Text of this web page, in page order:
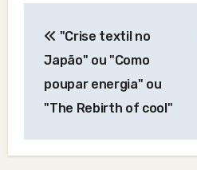
navigation
"Crise textil no
Japão" ou "Como
poupar energia" ou
"The Rebirth of cool"